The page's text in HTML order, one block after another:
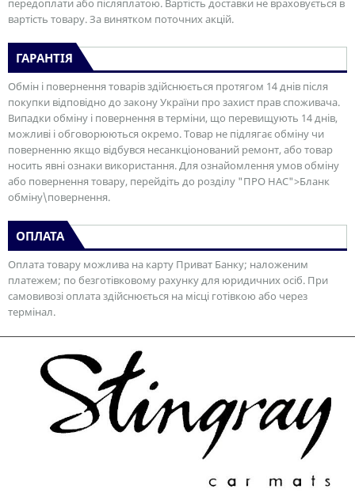
передоплати або післяплатою. Вартість доставки не враховується в
вартість товару. За винятком поточних акцій.
ГАРАНТІЯ
Обмін і повернення товарів здійснюється протягом 14 днів після
покупки відповідно до закону України про захист прав споживача.
Випадки обміну і повернення в терміни, що перевищують 14 днів,
можливі і обговорюються окремо. Товар не підлягає обміну чи
поверненню якщо відбувся несанкціонований ремонт, або товар
носить явні ознаки використання. Для ознайомлення умов обміну
або повернення товару, перейдіть до розділу "ПРО НАС">Бланк
обміну\повернення.
ОПЛАТА
Оплата товару можлива на карту Приват Банку; наложеним
платежем; по безготівковому рахунку для юридичних осіб. При
самовивозі оплата здійснюється на місці готівкою або через
термінал.